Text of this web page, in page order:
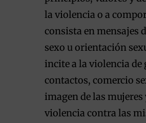
la violencia o a
consista en mensajes
sexo u orientación
incite a la violencia de
contactos, comercio
imagen de las
violencia contra las